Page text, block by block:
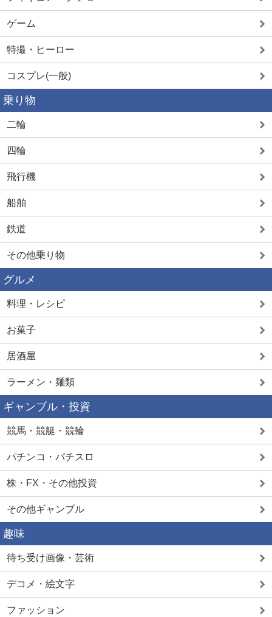
ゲーム
特撮・ヒーロー
コスプレ(一般)
乗り物
二輪
四輪
飛行機
船舶
鉄道
その他乗り物
グルメ
料理・レシピ
お菓子
居酒屋
ラーメン・麺類
ギャンブル・投資
競馬・競艇・競輪
パチンコ・パチスロ
株・FX・その他投資
その他ギャンブル
趣味
待ち受け画像・芸術
デコメ・絵文字
ファッション